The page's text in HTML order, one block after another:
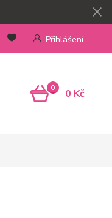
Přihlášení
0 0 Kč